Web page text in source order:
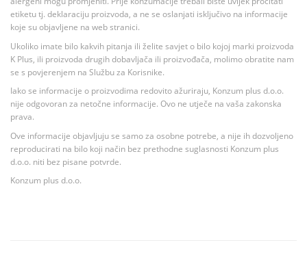
etiketu tj. deklaraciju proizvoda, a ne se oslanjati isključivo na informacije
koje su objavljene na web stranici.
Ukoliko imate bilo kakvih pitanja ili želite savjet o bilo kojoj marki proizvoda
K Plus, ili proizvoda drugih dobavljača ili proizvođača, molimo obratite nam
se s povjerenjem na Službu za Korisnike.
Iako se informacije o proizvodima redovito ažuriraju, Konzum plus d.o.o.
nije odgovoran za netočne informacije. Ovo ne utječe na vaša zakonska
prava.
Ove informacije objavljuju se samo za osobne potrebe, a nije ih dozvoljeno
reproducirati na bilo koji način bez prethodne suglasnosti Konzum plus
d.o.o. niti bez pisane potvrde.
Konzum plus d.o.o.